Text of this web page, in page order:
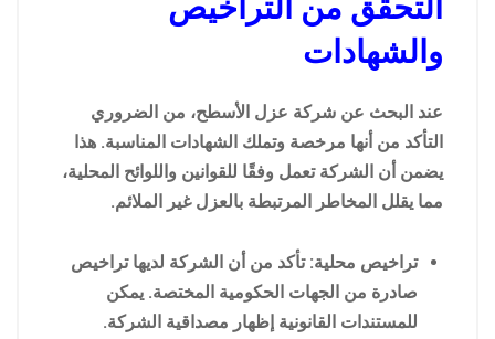
التحقق من التراخيص
والشهادات
عند البحث عن شركة عزل الأسطح، من الضروري
التأكد من أنها مرخصة وتملك الشهادات المناسبة. هذا
يضمن أن الشركة تعمل وفقًا للقوانين واللوائح المحلية،
مما يقلل المخاطر المرتبطة بالعزل غير الملائم.
تراخيص محلية: تأكد من أن الشركة لديها تراخيص
صادرة من الجهات الحكومية المختصة. يمكن
للمستندات القانونية إظهار مصداقية الشركة.